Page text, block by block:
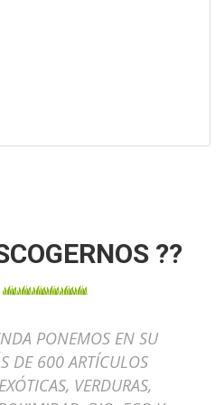
??
PONEMOS EN SU
DE 600 ARTÍCULOS
VERDURAS,